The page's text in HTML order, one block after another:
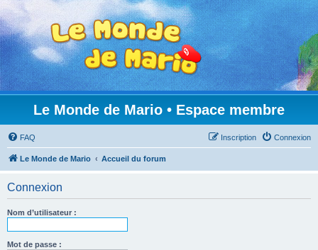
Le Monde de Mario • Espace membre
FAQ Connexion
Inscription
Le Monde de Mario Accueil du forum
Connexion
Nom d’utilisateur :
Mot de passe :